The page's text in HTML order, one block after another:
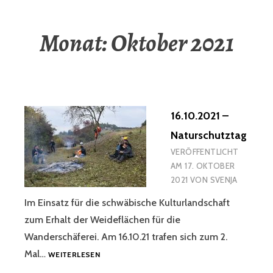
Monat:Oktober 2021
16.10.2021 –
Naturschutztag
VERÖFFENTLICHT
AM17. OKTOBER
2021 VON SVENJA
Im Einsatz für die schwäbische Kulturlandschaft
zum Erhalt der Weideflächen für die
Wanderschäferei. Am 16.10.21 trafen sich zum 2.
Mal… WEITERLESEN16.10.2021